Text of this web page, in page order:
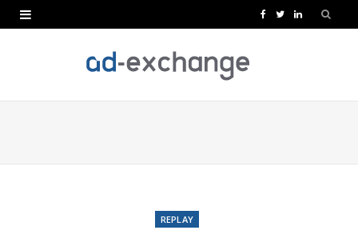
e
T
t
L
k
REPLAY